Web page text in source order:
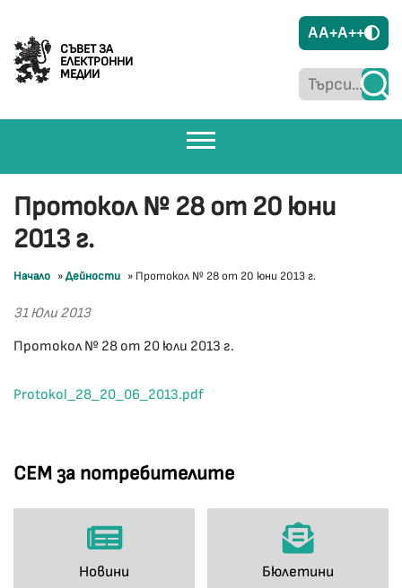
СЪВЕТ ЗА
ЕЛЕКТРОННИ
МЕДИИ
AA+A++
СЕМ за потребителите
Новини Бюлетини
Протокол № 28 от 20 юни
2013 г.
Начало »Дейности » Протокол № 28 от 20 юни 2013 г.
31 Юли 2013
Протокол № 28 от 20 юли 2013 г.
Protokol_28_20_06_2013.pdf